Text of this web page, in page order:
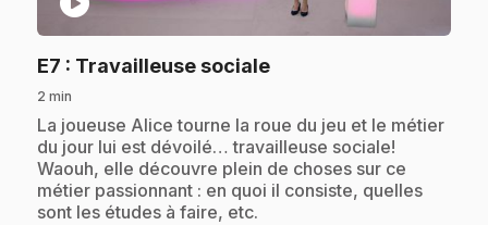
E7 : Travailleuse sociale.
2 min
.La joueuse Alice tourne la roue du jeu et le métier
du jour lui est dévoilé… travailleuse sociale!
Waouh, elle découvre plein de choses sur ce
métier passionnant : en quoi il consiste, quelles
sont les études à faire, etc.